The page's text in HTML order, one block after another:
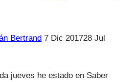
Bertrand 7 Dic 201728 Jul
jueves he estado en Saber